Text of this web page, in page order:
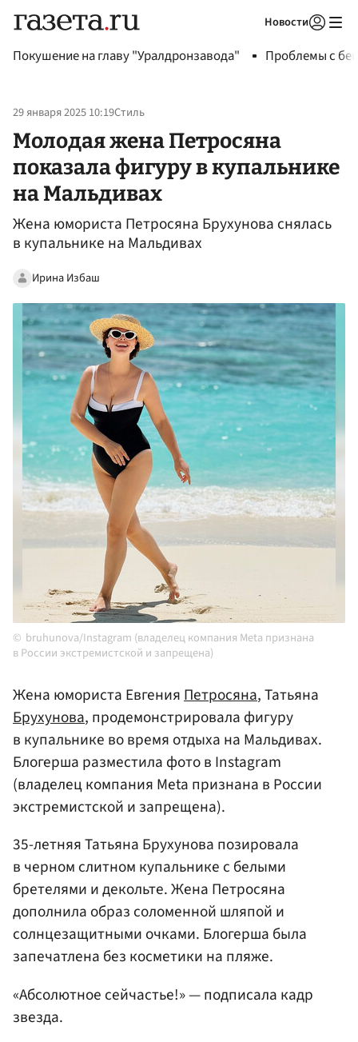
Новости
Покушение на главу "Уралдронзавода" Проблемы с
29 января 2025 10:19Стиль
Молодая жена Петросяна
показала фигуру в купальнике
на Мальдивах
Жена юмориста Петросяна Брухунова снялась
в купальнике на Мальдивах
Ирина Избаш
bruhunova/Instagram (владелец компания Meta признана
в России экстремистской и запрещена)
Жена юмориста ЕвгенияПетросяна, Татьяна
Брухунова, продемонстрировала фигуру
в купальнике во время отдыха на Мальдивах.
Блогерша разместила фото в Instagram
(владелец компания Meta признана в России
экстремистской и запрещена).
35-летняя Татьяна Брухунова позировала
в черном слитном купальнике с белыми
бретелями и декольте. Жена Петросяна
дополнила образ соломенной шляпой и
солнцезащитными очками. Блогерша была
запечатлена без косметики на пляже.
«Абсолютное сейчастье!» — подписала кадр
звезда.